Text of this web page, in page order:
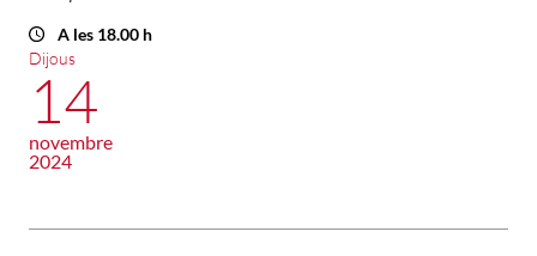
A les 18.00 h
Dijous
14
novembre
2024